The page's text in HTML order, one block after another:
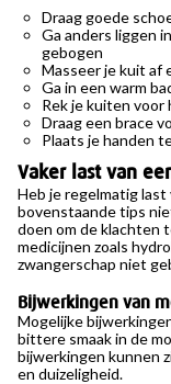
Draag goede
Ga anders liggen
gebogen
Masseer je kuit af
Ga in een warm
Rek je kuiten voor
Draag een brace
Plaats je handen
Vaker last van
Heb je regelmatig
bovenstaande tips
doen om de klachten
medicijnen zoals
zwangerschap niet
Bijwerkingen van
Mogelijke
bittere smaak in de
bijwerkingen kunnen
en duizeligheid.